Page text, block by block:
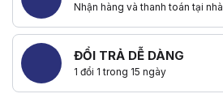
Nhận hàng và thanh toán tại nhà
ĐỔI TRẢ DỄ DÀNG
1 đổi 1 trong 15 ngày